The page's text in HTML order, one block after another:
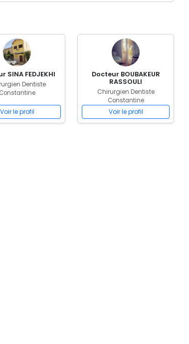
SINA FEDJEKHI
Dentiste
Constantine
Voir le profil
Docteur BOUBAKEUR
RASSOULI
Chirurgien Dentiste
Constantine
Voir le profil